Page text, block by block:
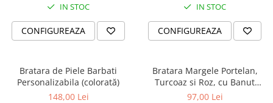
IN STOC
CONFIGUREAZA
IN STOC
CONFIGUREAZA
Bratara de Piele Barbati
Personalizabila (colorată)
148,00 Lei
Bratara Margele Portelan,
Turcoaz si Roz, cu Banut
Personalizat
97,00 Lei